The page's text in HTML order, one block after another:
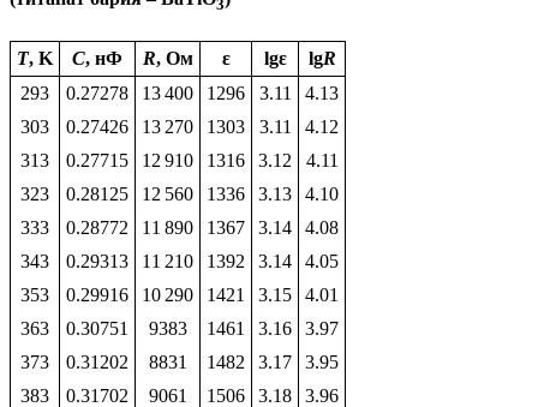
3
Т, K C, нФ R, Oм ε lgε lgR
293
0.27278 13 400 1296 3.11
4.13
303
0.27426 13 270 1303 3.11
4.12
313
0.27715 12 910 1316 3.12
4.11
323
0.28125 12 560 1336 3.13
4.10
333
0.28772 11 890 1367 3.14
4.08
343
0.29313 11 210 1392 3.14
4.05
353
0.29916 10 290 1421 3.15
4.01
363
0.30751 9383 1461 3.16
3.97
373
0.31202 8831 1482 3.17
3.95
383
0.31702 9061 1506 3.18
3.96